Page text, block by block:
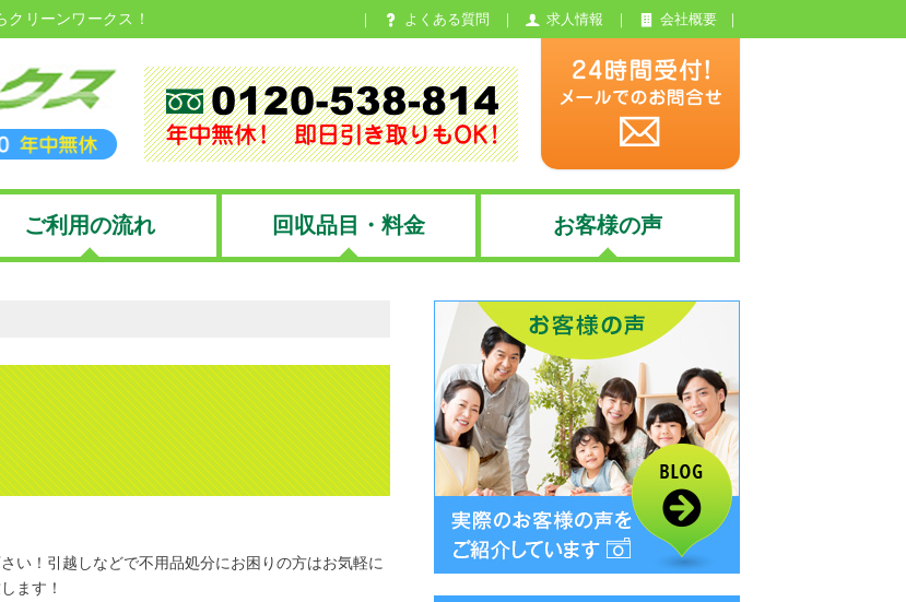
リーンワークス！ よくある質問 求人情報 会社概要
ご利用の流れ 回収品目・料金 お客様の声
い！引越しなどで不用品処分にお困りの方はお気軽に
ます！